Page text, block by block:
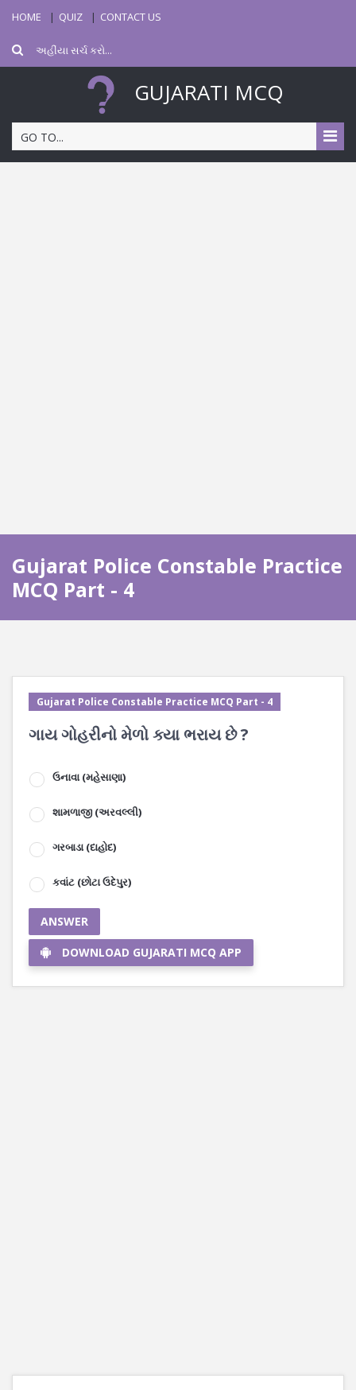
HOME QUIZ CONTACT US
GUJARATI MCQ
GO TO...
Gujarat Police Constable Practice
MCQ Part - 4
Gujarat Police Constable Practice MCQ Part - 4
ગાય ગોહરીનો મેળો ક્યા ભરાય છે ?
ઉનાવા (મહેસાણા)
શામળાજી (અરવલ્લી)
ગરબાડા (દાહોદ)
કવાંટ (છોટા ઉદેપુર)
ANSWER
DOWNLOAD GUJARATI MCQ APP